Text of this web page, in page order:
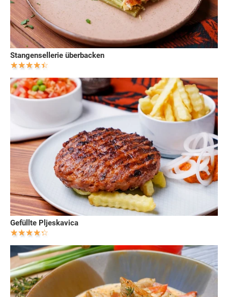
Stangensellerie überbacken
Gefüllte Pljeskavica